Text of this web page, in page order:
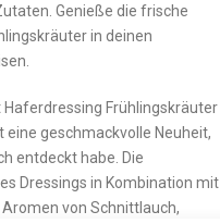
Genieße die frische
in deinen
Haferdressing Frühlingskräuter
eine geschmackvolle Neuheit,
entdeckt habe. Die
Dressings in Kombination mit
von Schnittlauch,